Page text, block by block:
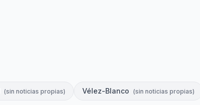
(sin noticias propias) Vélez-Blanco (sin noticias propias)